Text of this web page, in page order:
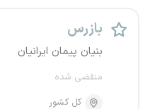
بازرس
بنیان پیمان ایرانیان
منقضی شده
کل کشور